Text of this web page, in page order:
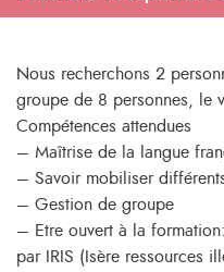
Nous recherchons 2
groupe de 8 personnes, le
Compétences attendues
– Maîtrise de la langue
– Savoir mobiliser
– Gestion de groupe
– Etre ouvert à la
par IRIS (Isère ressources